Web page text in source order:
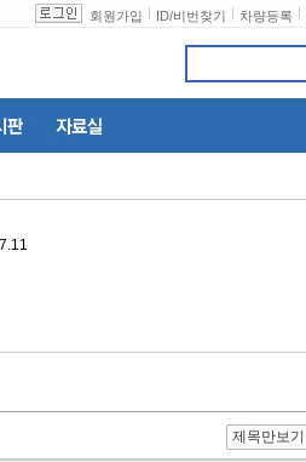
차량등록
ID/비번찾기
회원가입
제목만보기